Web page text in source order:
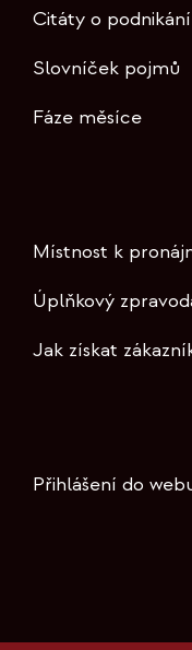
Citáty o podnikání
Slovníček pojmů
Fáze měsíce
Místnost k
Úplňkový
Jak získat
Přihlášení do